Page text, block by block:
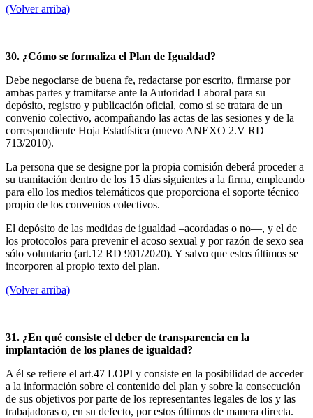
(Volver arriba)
30. ¿Cómo se formaliza el Plan de Igualdad?
Debe negociarse de buena fe, redactarse por escrito, firmarse por
ambas partes y tramitarse ante la Autoridad Laboral para su
depósito, registro y publicación oficial, como si se tratara de un
convenio colectivo, acompañando las actas de las sesiones y de la
correspondiente Hoja Estadística (nuevo ANEXO 2.V RD
713/2010).
La persona que se designe por la propia comisión deberá proceder a
su tramitación dentro de los 15 días siguientes a la firma, empleando
para ello los medios telemáticos que proporciona el soporte técnico
propio de los convenios colectivos.
El depósito de las medidas de igualdad –acordadas o no—, y el de
los protocolos para prevenir el acoso sexual y por razón de sexo sea
sólo voluntario (art.12 RD 901/2020). Y salvo que estos últimos se
incorporen al propio texto del plan.
(Volver arriba)
31. ¿En qué consiste el deber de transparencia en la
implantación de los planes de igualdad?
A él se refiere el art.47 LOPI y consiste en la posibilidad de acceder
a la información sobre el contenido del plan y sobre la consecución
de sus objetivos por parte de los representantes legales de los y las
trabajadoras o, en su defecto, por estos últimos de manera directa.